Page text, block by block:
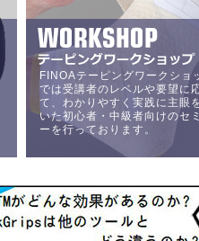
FINOAテーピングワークショ
では受講者のレベルや要望に
て、わかりやすく実践に主眼
いた初心者・中級者向けのセ
ーを行っております。